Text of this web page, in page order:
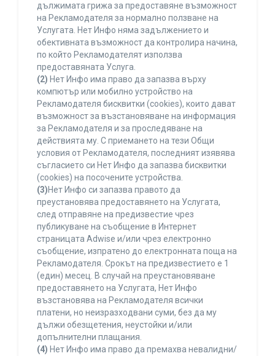
дължимата грижа за предоставяне възможност
на Рекламодателя за нормално ползване на
Услугата. Нет Инфо няма задължението и
обективната възможност да контролира начина,
по който Рекламодателят използва
предоставяната Услуга.
(2) Нет Инфо има право да запазва върху
компютър или мобилно устройство на
Рекламодателя бисквитки (cookies), които дават
възможност за възстановяване на информация
за Рекламодателя и за проследяване на
действията му. С приемането на тези Общи
условия от Рекламодателя, последният изявява
съгласието си Нет Инфо да запазва бисквитки
(cookies) на посочените устройства.
(3)Нет Инфо си запазва правото да
преустановява предоставянето на Услугата,
след отправяне на предизвестие чрез
публикуване на съобщение в Интернет
страницата Adwise и/или чрез електронно
съобщение, изпратено до електронната поща на
Рекламодателя. Срокът на предизвестието е 1
(един) месец. В случай на преустановяване
предоставянето на Услугата, Нет Инфо
възстановява на Рекламодателя всички
платени, но неизразходвани суми, без да му
дължи обезщетения, неустойки и/или
допълнителни плащания.
(4) Нет Инфо има право да премахва невалидни/